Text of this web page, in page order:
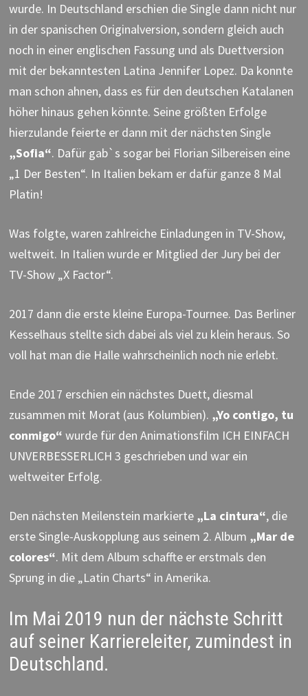
wurde. In Deutschland erschien die Single dann nicht nur
in der spanischen Originalversion, sondern gleich auch
noch in einer englischen Fassung und als Duettversion
mit der bekanntesten Latina Jennifer Lopez. Da konnte
man schon ahnen, dass es für den deutschen Katalanen
höher hinaus gehen könnte. Seine größten Erfolge
hierzulande feierte er dann mit der nächsten Single
„Sofia“. Dafür gab`s sogar bei Florian Silbereisen eine
„1 Der Besten“. In Italien bekam er dafür ganze 8 Mal
Platin!
Was folgte, waren zahlreiche Einladungen in TV-Show,
weltweit. In Italien wurde er Mitglied der Jury bei der
TV-Show „X Factor“.
2017 dann die erste kleine Europa-Tournee. Das Berliner
Kesselhaus stellte sich dabei als viel zu klein heraus. So
voll hat man die Halle wahrscheinlich noch nie erlebt.
Ende 2017 erschien ein nächstes Duett, diesmal
zusammen mit Morat (aus Kolumbien). „Yo contigo, tu
conmigo“ wurde für den Animationsfilm ICH EINFACH
UNVERBESSERLICH 3 geschrieben und war ein
weltweiter Erfolg.
Den nächsten Meilenstein markierte „La cintura“, die
erste Single-Auskopplung aus seinem 2. Album „Mar de
colores“. Mit dem Album schaffte er erstmals den
Sprung in die „Latin Charts“ in Amerika.
Im Mai 2019 nun der nächste Schritt
auf seiner Karriereleiter, zumindest in
Deutschland.